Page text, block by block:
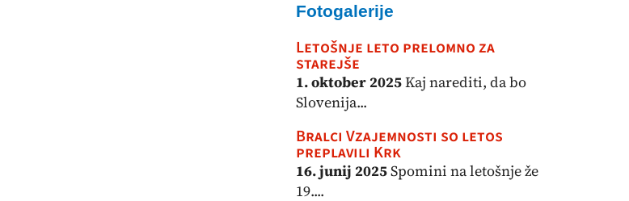
Fotogalerije
Letošnje leto prelomno za
starejše
1. oktober 2025Kaj narediti, da bo
Slovenija...
Bralci Vzajemnosti so letos
preplavili Krk
16. junij 2025Spomini na letošnje že
19....